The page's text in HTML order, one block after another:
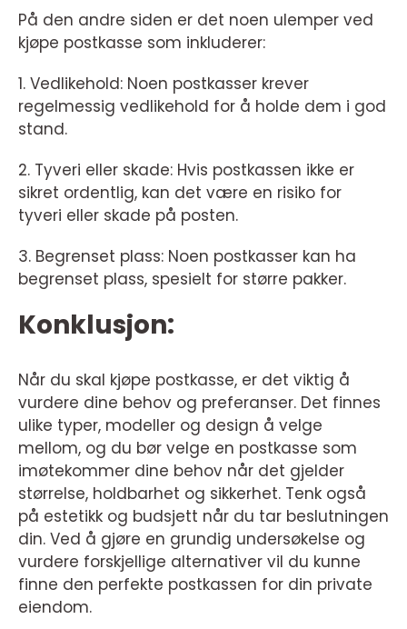
På den andre siden er det noen ulemper ved
kjøpe postkasse som inkluderer:
1. Vedlikehold: Noen postkasser krever
regelmessig vedlikehold for å holde dem i god
stand.
2. Tyveri eller skade: Hvis postkassen ikke er
sikret ordentlig, kan det være en risiko for
tyveri eller skade på posten.
3. Begrenset plass: Noen postkasser kan ha
begrenset plass, spesielt for større pakker.
Konklusjon:
Når du skal kjøpe postkasse, er det viktig å
vurdere dine behov og preferanser. Det finnes
ulike typer, modeller og design å velge
mellom, og du bør velge en postkasse som
imøtekommer dine behov når det gjelder
størrelse, holdbarhet og sikkerhet. Tenk også
på estetikk og budsjett når du tar beslutningen
din. Ved å gjøre en grundig undersøkelse og
vurdere forskjellige alternativer vil du kunne
finne den perfekte postkassen for din private
eiendom.